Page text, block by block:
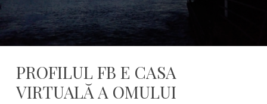
PROFILUL FB E CASA
VIRTUALĂ A OMULUI